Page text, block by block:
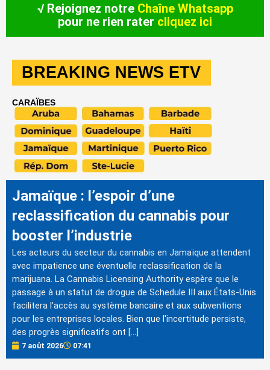
√ Rejoignez notre Chaîne Whatsapp
pour ne rien rater cliquez ici
BREAKING NEWS ETV
CARAÏBES
Jamaïque : l’espoir d’une
reclassification du cannabis pour
booster l’industrie
Les acteurs du secteur du cannabis en Jamaïque attendent
avec impatience une éventuelle reclassification de la
marijuana. La Cannabis Licensing Authority espère que le
passage à un statut de drogue de Schedule III aux États-Unis
facilitera l'accès au système bancaire et aux subventions
pour les entreprises locales. Bien que l'incertitude persiste,
des progrès significatifs ont […]
7 août 2026 07:41